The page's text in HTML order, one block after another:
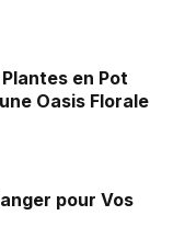
en Pot
Oasis Florale
pour Vos